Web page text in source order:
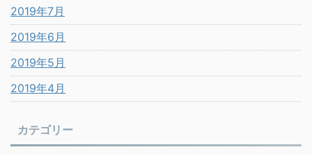
2019年7月
2019年6月
2019年5月
2019年4月
カテゴリー